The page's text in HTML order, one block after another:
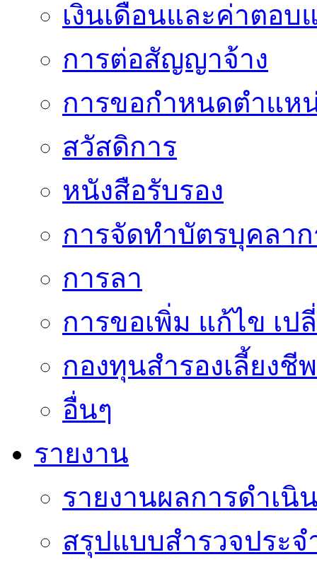
เงินเดือนและค่าตอบ
การต่อสัญญาจ้าง
การขอกำหนดตำแห
สวัสดิการ
หนังสือรับรอง
การจัดทำบัตรบุคลา
การลา
การขอเพิ่ม แก้ไข เ
กองทุนสำรองเลี้ยงชีพ
อื่นๆ
รายงาน
รายงานผลการดำเนิ
สรุปแบบสำรวจประจ